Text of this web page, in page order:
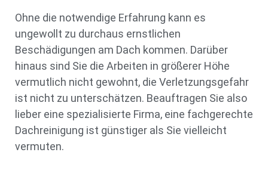
Ohne die notwendige Erfahrung kann es
ungewollt zu durchaus ernstlichen
Beschädigungen am Dach kommen. Darüber
hinaus sind Sie die Arbeiten in größerer Höhe
vermutlich nicht gewohnt, die Verletzungsgefahr
ist nicht zu unterschätzen. Beauftragen Sie also
lieber eine spezialisierte Firma, eine fachgerechte
Dachreinigung ist günstiger als Sie vielleicht
vermuten.